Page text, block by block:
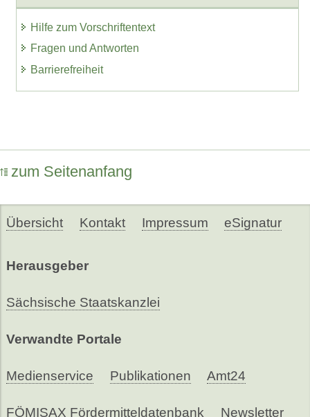
Hilfe zum Vorschriftentext
Fragen und Antworten
Barrierefreiheit
zum Seitenanfang
Übersicht Kontakt Impressum eSignatur
Herausgeber
Sächsische Staatskanzlei
Verwandte Portale
Medienservice Publikationen Amt24
FÖMISAX Fördermitteldatenbank Newsletter